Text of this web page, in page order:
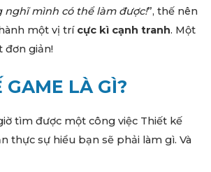
nghĩ mình có thể làm được!”, thế nên
một vị trí cực kì cạnh tranh. Một
đơn giản!
GAME LÀ GÌ?
tìm được một công việc Thiết kế
thực sự hiểu bạn sẽ phải làm gì. Và